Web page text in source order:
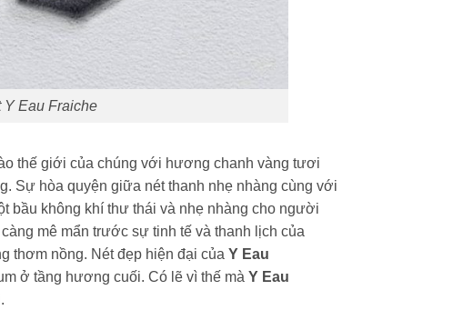
Y Eau Fraiche
thế giới của chúng với hương chanh vàng tươi
Sự hòa quyện giữa nét thanh nhẹ nhàng cùng với
bầu không khí thư thái và nhẹ nhàng cho người
càng mê mẩn trước sự tinh tế và thanh lịch của
thơm nồng. Nét đẹp hiện đại của Y Eau
ở tầng hương cuối. Có lẽ vì thế mà Y Eau